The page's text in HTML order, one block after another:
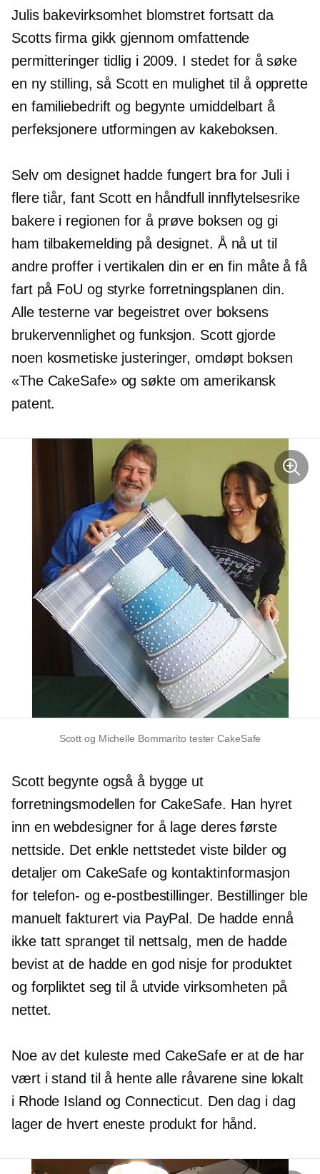
Julis bakevirksomhet blomstret fortsatt da
Scotts firma gikk gjennom omfattende
permitteringer tidlig i 2009. I stedet for å søke
en ny stilling, så Scott en mulighet til å opprette
en familiebedrift og begynte umiddelbart å
perfeksjonere utformingen av kakeboksen.
Selv om designet hadde fungert bra for Juli i
flere tiår, fant Scott en håndfull innflytelsesrike
bakere i regionen for å prøve boksen og gi
ham tilbakemelding på designet. Å nå ut til
andre proffer i vertikalen din er en fin måte å få
fart på FoU og styrke forretningsplanen din.
Alle testerne var begeistret over boksens
brukervennlighet og funksjon. Scott gjorde
noen kosmetiske justeringer,omdøptboksen
«The CakeSafe» og søkte om amerikansk
patent.
Scott og Michelle Bommarito tester CakeSafe
Scott begynte også å bygge ut
forretningsmodellen for CakeSafe. Han hyret
inn en webdesigner for å lage deres første
nettside. Det enkle nettstedet viste bilder og
detaljer om CakeSafe og kontaktinformasjon
for telefon- og e-postbestillinger. Bestillinger ble
manuelt fakturert via PayPal. De hadde ennå
ikke tatt spranget til nettsalg, men de hadde
bevist at de hadde en god nisje for produktet
og forpliktet seg til å utvide virksomheten på
nettet.
Noe av det kuleste med CakeSafe er at de har
vært i stand til å hente alle råvarene sine lokalt
i Rhode Island og Connecticut. Den dag i dag
lager de hvert eneste produkt for hånd.